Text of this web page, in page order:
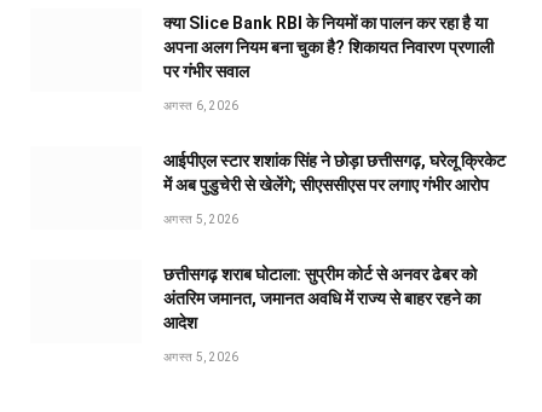
क्या Slice Bank RBI के नियमों का पालन कर रहा है या
अपना अलग नियम बना चुका है? शिकायत निवारण प्रणाली
पर गंभीर सवाल
अगस्त 6, 2026
आईपीएल स्टार शशांक सिंह ने छोड़ा छत्तीसगढ़, घरेलू क्रिकेट
में अब पुडुचेरी से खेलेंगे; सीएससीएस पर लगाए गंभीर आरोप
अगस्त 5, 2026
छत्तीसगढ़ शराब घोटाला: सुप्रीम कोर्ट से अनवर ढेबर को
अंतरिम जमानत, जमानत अवधि में राज्य से बाहर रहने का
आदेश
अगस्त 5, 2026